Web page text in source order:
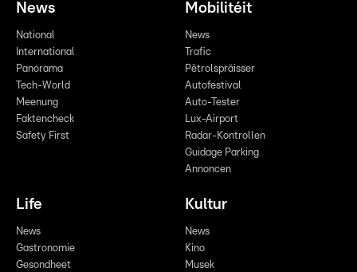
News
National
International
Panorama
Tech-World
Meenung
Faktencheck
Safety First
Mobilitéit
News
Trafic
Pëtrolspräisser
Autofestival
Auto-Tester
Lux-Airport
Radar-Kontrollen
Guidage Parking
Annoncen
Life
News
Gastronomie
Gesondheet
Kultur
News
Kino
Musek